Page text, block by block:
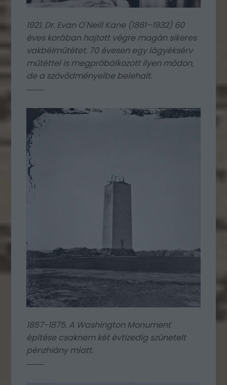
1921. Dr. Evan O'Neill Kane (1861–1932) 60
éves korában hajtott végre magán sikeres
vakbélműtétet. 70 évesen egy lágyéksérv
műtéttel is megpróbálkozott ilyen módon,
de a szövődményeibe belehalt.
1857-1875. A Washington Monument
építése csaknem két évtizedig szünetelt
pénzhiány miatt.